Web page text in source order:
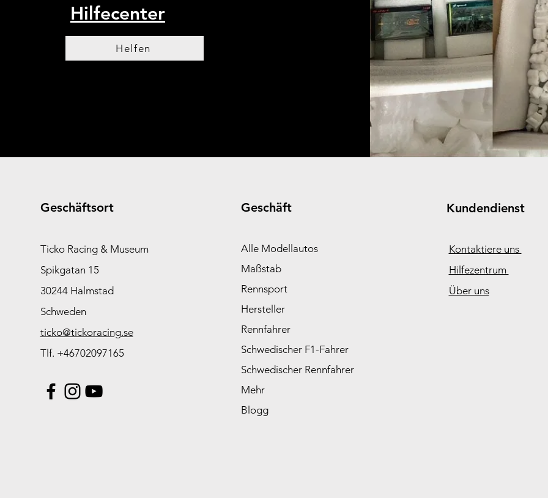
Hilfecenter
Helfen
Geschäftsort
Ticko Racing & Museum
Spikgatan 15
30244 Halmstad
Schweden
ticko@tickoracing.se
Tlf. +46702097165
Geschäft
Alle Modellautos
Maßstab
Rennsport
Hersteller
Rennfahrer
Schwedischer F1-Fahrer
Schwedischer Rennfahrer
Mehr
Blogg
Kundendienst
Kontaktiere uns
Hilfezentrum
Über uns